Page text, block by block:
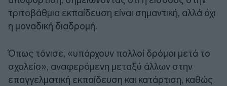
τριτοβάθμια εκπαίδευση είναι σημαντική, αλλά όχι
η μοναδική διαδρομή.
Όπως τόνισε, «υπάρχουν πολλοί δρόμοι μετά το
σχολείο», αναφερόμενη μεταξύ άλλων στην
επαγγελματική εκπαίδευση και κατάρτιση, καθώς